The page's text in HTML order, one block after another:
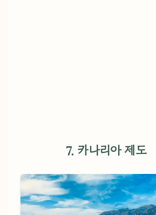
7. 카나리아 제도